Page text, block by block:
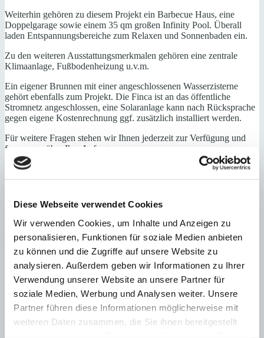
Diese Webseite verwendet Cookies
Wir verwenden Cookies, um Inhalte und Anzeigen zu
personalisieren, Funktionen für soziale Medien anbieten
zu können und die Zugriffe auf unsere Website zu
analysieren. Außerdem geben wir Informationen zu Ihrer
Verwendung unserer Website an unsere Partner für
soziale Medien, Werbung und Analysen weiter. Unsere
Partner führen diese Informationen möglicherweise mit
weiteren Daten zusammen, die Sie ihnen bereitgestellt
Weiterhin gehören zu diesem Projekt ein Barbecue Haus, eine
Doppelgarage sowie einem 35 qm großen Infinity Pool. Überall
laden Entspannungsbereiche zum Relaxen und Sonnenbaden ein.
Zu den weiteren Ausstattungsmerkmalen gehören eine zentrale
Klimaanlage, Fußbodenheizung u.v.m.
Ein eigener Brunnen mit einer angeschlossenen Wasserzisterne
gehört ebenfalls zum Projekt. Die Finca ist an das öffentliche
Stromnetz angeschlossen, eine Solaranlage kann nach Rücksprache
gegen eigene Kostenrechnung ggf. zusätzlich installiert werden.
Für weitere Fragen stehen wir Ihnen jederzeit zur Verfügung und
freuen uns über Ihre Anfragen.
Erdgeschoss: offene Küche, Essbereich, Wohnbereich mit Kamin,
Gäste-WC, 2 Schlafzimmer mit Bad en Suite
Obergeschoss: Hauptschlafzimmer mit Bad en Suite,
Ankleidezimmer
großer Balkon
Erstbezug
Klimaanlage Swimmingpool Fußbodenheizung
Energieeffizienz
Energiezertifikat wurde beantragt